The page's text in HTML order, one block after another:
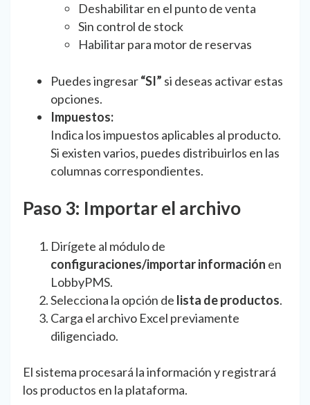
Deshabilitar en el punto de venta
Sin control de stock
Habilitar para motor de reservas
Puedes ingresar“SI” si deseas activar estas
opciones.
Impuestos:
Indica los impuestos aplicables al producto.
Si existen varios, puedes distribuirlos en las
columnas correspondientes.
Paso 3: Importar el archivo
Dirígete al módulo de
configuraciones/importar información en
LobbyPMS.
Selecciona la opción de lista de productos.
Carga el archivo Excel previamente
diligenciado.
El sistema procesará la información y registrará
los productos en la plataforma.